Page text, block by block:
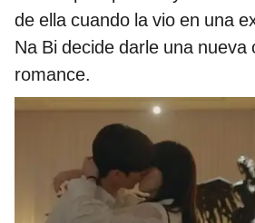
de ella cuando la vio en una
Na Bi decide darle una nueva
romance.